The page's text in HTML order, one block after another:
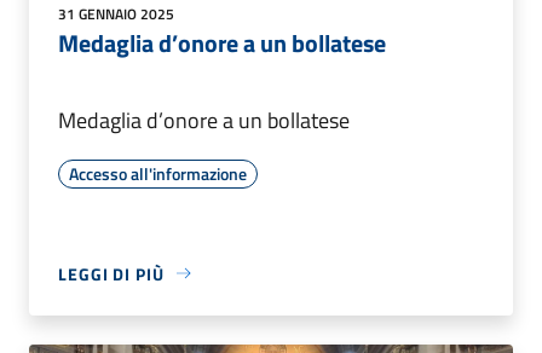
31 GENNAIO 2025
Medaglia d’onore a un bollatese
Medaglia d’onore a un bollatese
Accesso all'informazione
LEGGI DI PIÙ